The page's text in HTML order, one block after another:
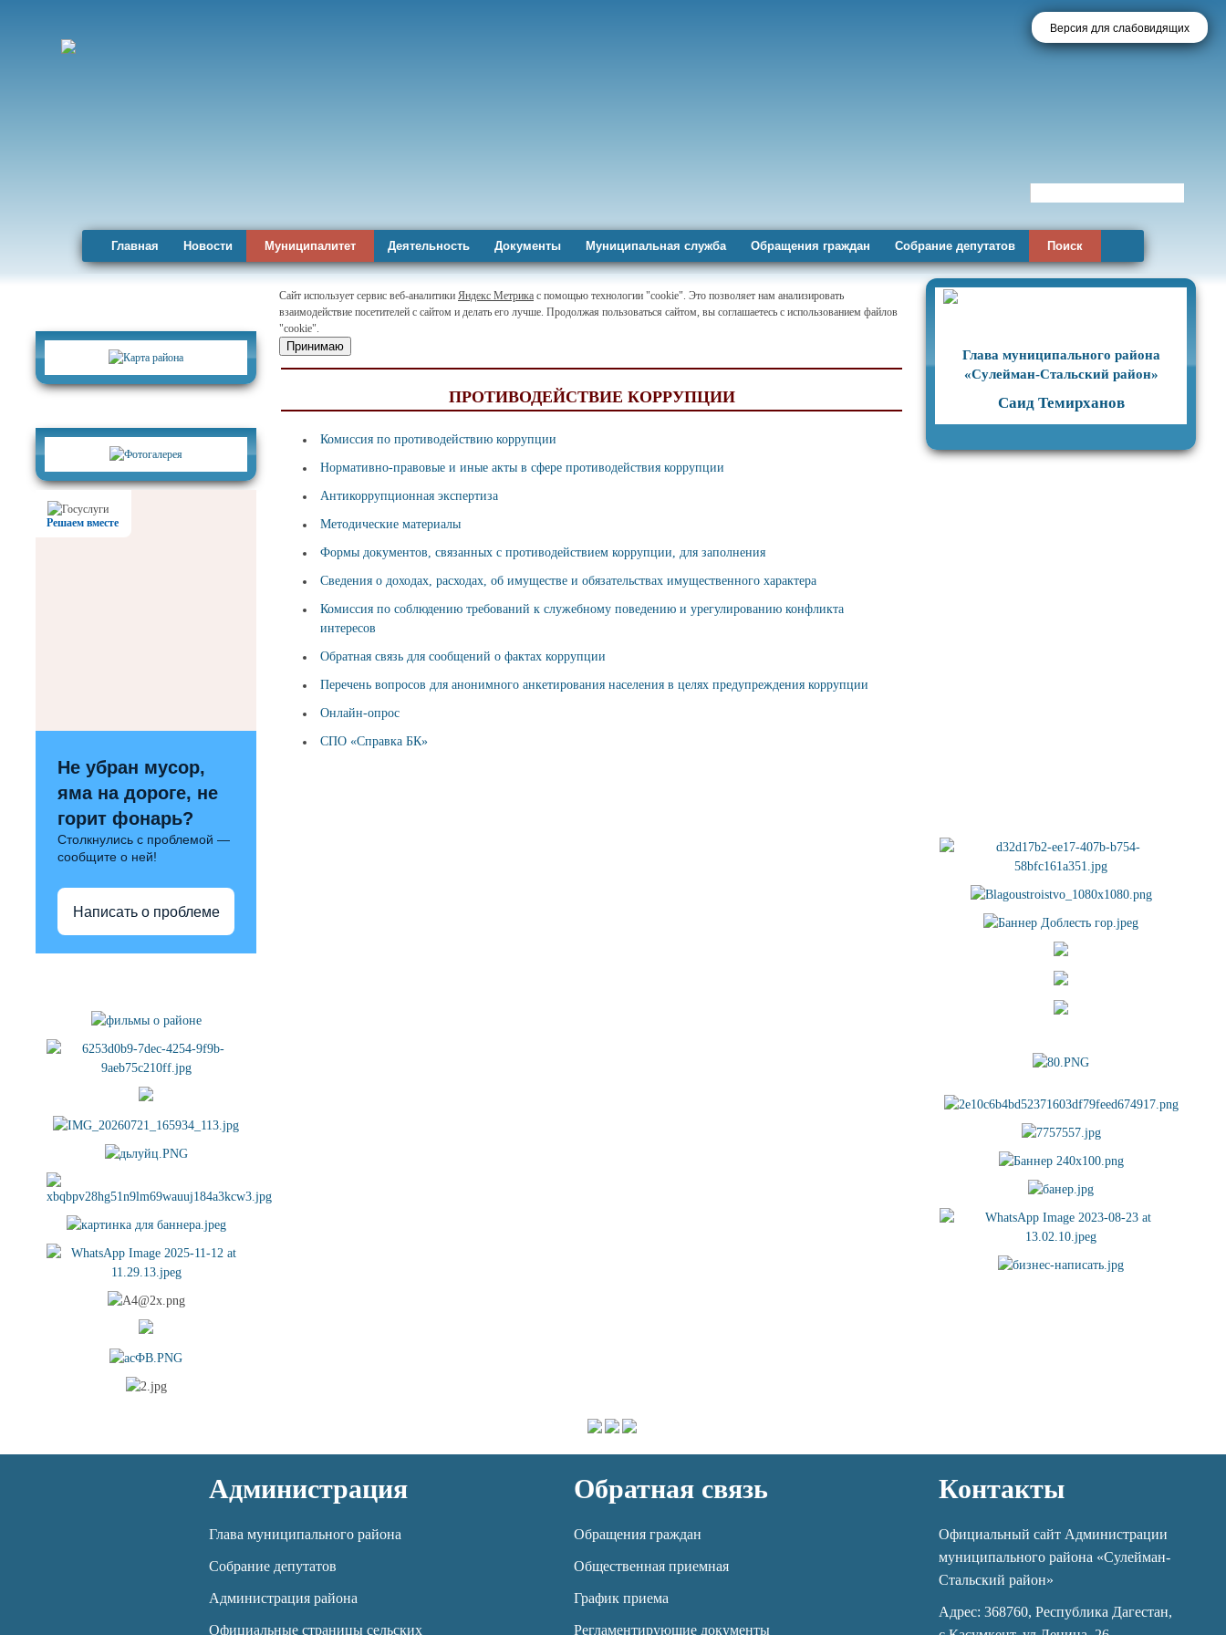
Версия для слабовидящих
Главная Новости Муниципалитет Деятельность Документы Муниципальная служба Обращения граждан Собрание депутатов Поиск
Решаем вместе
Не убран мусор,
яма на дороге, не
горит фонарь?
Столкнулись с проблемой —
сообщите о ней!
Написать о проблеме
Сайт использует сервис веб-аналитики Яндекс Метрика с помощью технологии "cookie". Это позволяет нам анализировать
взаимодействие посетителей с сайтом и делать его лучше. Продолжая пользоваться сайтом, вы соглашаетесь с использованием файлов
"cookie".
Принимаю
ПРОТИВОДЕЙСТВИЕ КОРРУПЦИИ
Комиссия по противодействию коррупции
Нормативно-правовые и иные акты в сфере противодействия коррупции
Антикоррупционная экспертиза
Методические материалы
Формы документов, связанных с противодействием коррупции, для заполнения
Сведения о доходах, расходах, об имуществе и обязательствах имущественного характера
Комиссия по соблюдению требований к служебному поведению и урегулированию конфликта
интересов
Обратная связь для сообщений о фактах коррупции
Перечень вопросов для анонимного анкетирования населения в целях предупреждения коррупции
Онлайн-опрос
СПО «Справка БК»
Глава муниципального района
«Сулейман-Стальский район»
Саид Темирханов
Администрация
Глава муниципального района
Собрание депутатов
Администрация района
Официальные страницы сельских
Обратная связь
Обращения граждан
Общественная приемная
График приема
Регламентирующие документы
Контакты
Официальный сайт Администрации
муниципального района «Сулейман-
Стальский район»
Адрес: 368760, Республика Дагестан,